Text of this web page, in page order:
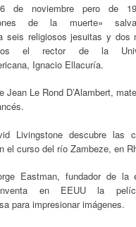
de noviembre pero de
de la muerte»
seis religiosos jesuitas y dos
el rector de la
Ignacio Ellacuría.
Jean Le Rond D’Alambert,
Livingstone descubre las
el curso del río Zambeze, en
Eastman, fundador de la
en EEUU la
para impresionar imágenes.